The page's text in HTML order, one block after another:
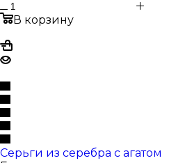
В корзину
Серьги из серебра с агатом